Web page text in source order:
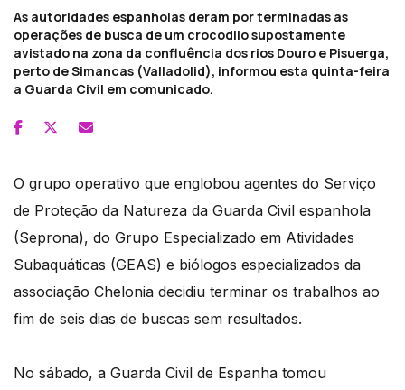
As autoridades espanholas deram por terminadas as
operações de busca de um crocodilo supostamente
avistado na zona da confluência dos rios Douro e Pisuerga,
perto de Simancas (Valladolid), informou esta quinta-feira
a Guarda Civil em comunicado.
O grupo operativo que englobou agentes do Serviço
de Proteção da Natureza da Guarda Civil espanhola
(Seprona), do Grupo Especializado em Atividades
Subaquáticas (GEAS) e biólogos especializados da
associação Chelonia decidiu terminar os trabalhos ao
fim de seis dias de buscas sem resultados.
No sábado, a Guarda Civil de Espanha tomou